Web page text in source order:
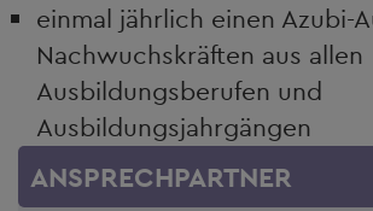
einmal jährlich einen Azubi-
Nachwuchskräften aus allen
Ausbildungsberufen und
Ausbildungsjahrgängen
ANSPRECHPARTNER